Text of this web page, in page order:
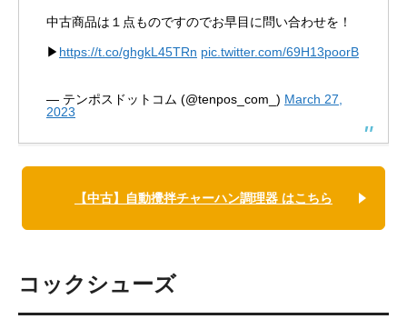
中古商品は１点ものですのでお早目に問い合わせを！
▶ https://t.co/ghgkL45TRn pic.twitter.com/69H13poorB
— テンポスドットコム (@tenpos_com_) March 27,
2023
【中古】自動攪拌チャーハン調理器 はこちら
コックシューズ